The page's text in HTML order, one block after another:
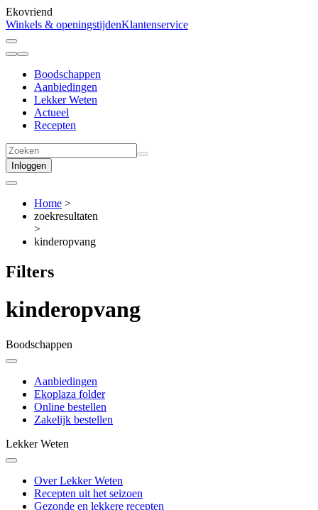
Ekovriend
Winkels & openingstijdenKlantenservice
Boodschappen
Aanbiedingen
Lekker Weten
Actueel
Recepten
Inloggen
Home >
zoekresultaten
>
kinderopvang
Filters
kinderopvang
Boodschappen
Aanbiedingen
Ekoplaza folder
Online bestellen
Zakelijk bestellen
Lekker Weten
Over Lekker Weten
Recepten uit het seizoen
Gezonde en lekkere recepten